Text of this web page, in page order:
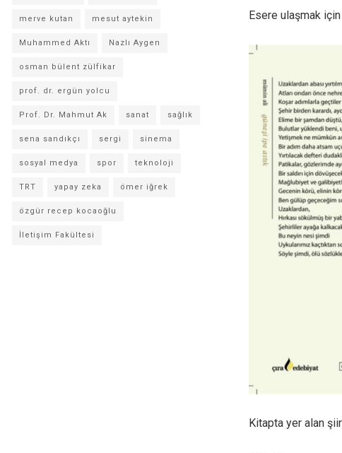
Esere ulaşmak için
Kitapta yer alan
merve kutan mesut aytekin
Muhammed Aktı Nazlı Aygen
osman bülent zülfikar
prof. dr. ergün yolcu
Prof. Dr. Mahmut Ak sanat sağlık
sena sandıkçı sergi sinema
sosyal medya spor teknoloji
TRT yapay zeka ömer iğrek
özgür recep kocaoğlu
İletişim Fakültesi